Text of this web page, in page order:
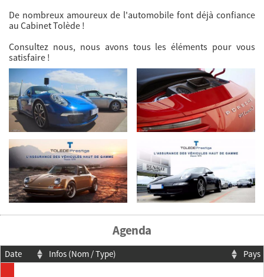
De nombreux amoureux de l'automobile font déjà confiance
au Cabinet Tolède !
Consultez nous, nous avons tous les éléments pour vous
satisfaire !
Agenda
Date Infos (Nom / Type) Pays